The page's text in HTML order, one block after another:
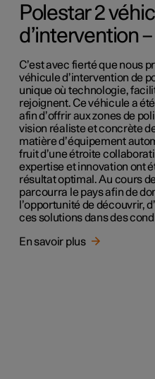
Polestar 2
d’intervention
C’est avec fierté que nous
véhicule d’intervention de
unique où technologie,
rejoignent. Ce véhicule a
afin d’offrir aux zones de
vision réaliste et concrète
matière d’équipement
fruit d’une étroite
expertise et innovation ont
résultat optimal. Au cours
parcourra le pays afin de
l’opportunité de découvrir,
ces solutions dans des
En savoir plus